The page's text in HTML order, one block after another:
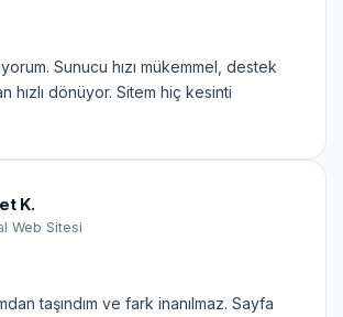
Sunucu hızı mükemmel, destek
hızlı dönüyor. Sitem hiç kesinti
K.
Web Sitesi
taşındım ve fark inanılmaz. Sayfa